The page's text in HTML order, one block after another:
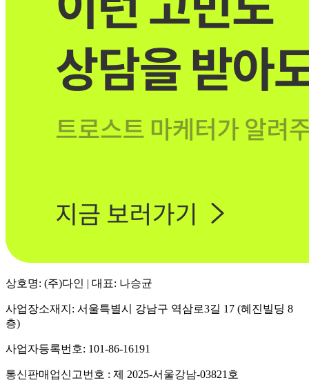
상호명: (주)다인 | 대표: 나승균
사업장소재지: 서울특별시 강남구 역삼로3길 17 (혜진빌딩 8
층)
사업자등록번호: 101-86-16191
통신판매업신고번호 : 제 2025-서울강남-03821호